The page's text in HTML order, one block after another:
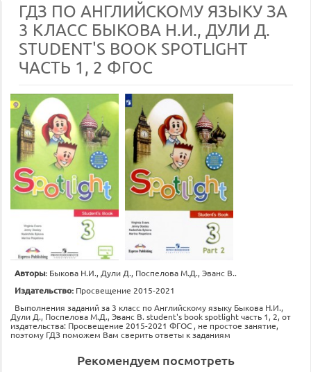
ГДЗ ПО АНГЛИЙСКОМУ ЯЗЫКУ ЗА
3 КЛАСС БЫКОВА Н.И., ДУЛИ Д.
STUDENT'S BOOK SPOTLIGHT
ЧАСТЬ 1, 2 ФГОС
Авторы: Быкова Н.И., Дули Д., Поспелова М.Д., Эванс В..
Издательство: Просвещение 2015-2021
Выполнения заданий за 3 класс по Английскому языку Быкова Н.И.,
Дули Д., Поспелова М.Д., Эванс В. student's book spotlight часть 1, 2, от
издательства: Просвещение 2015-2021 ФГОС , не простое занятие,
поэтому ГДЗ поможем Вам сверить ответы к заданиям
Рекомендуем посмотреть